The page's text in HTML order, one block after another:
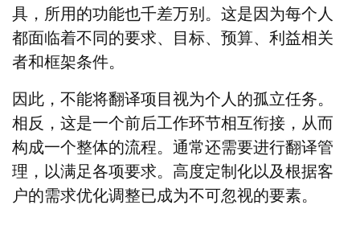
具，所用的功能也千差万别。这是因为每个人
都面临着不同的要求、目标、预算、利益相关
者和框架条件。
因此，不能将翻译项目视为个人的孤立任务。
相反，这是一个前后工作环节相互衔接，从而
构成一个整体的流程。通常还需要进行翻译管
理，以满足各项要求。高度定制化以及根据客
户的需求优化调整已成为不可忽视的要素。